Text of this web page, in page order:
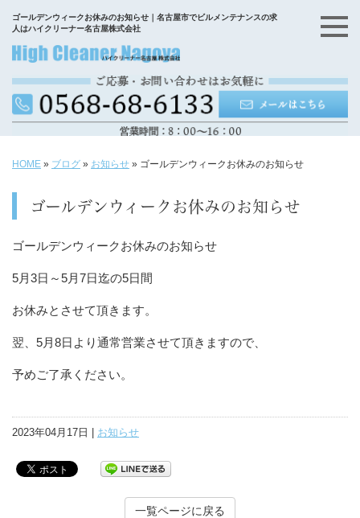
ゴールデンウィークお休みのお知らせ｜名古屋市でビルメンテナンスの求
人はハイクリーナー名古屋株式会社
HOME » ブログ » お知らせ » ゴールデンウィークお休みのお知らせ
ゴールデンウィークお休みのお知らせ
ゴールデンウィークお休みのお知らせ
5月3日～5月7日迄の5日間
お休みとさせて頂きます。
翌、5月8日より通常営業させて頂きますので、
予めご了承ください。
2023年04月17日 | お知らせ
一覧ページに戻る